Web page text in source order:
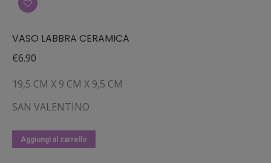
VASO LABBRA CERAMICA
€6.90
19,5 CM X 9 CM X 9,5 CM
SAN VALENTINO
Aggiungi al carrello